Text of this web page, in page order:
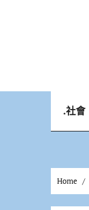
.社會
Home